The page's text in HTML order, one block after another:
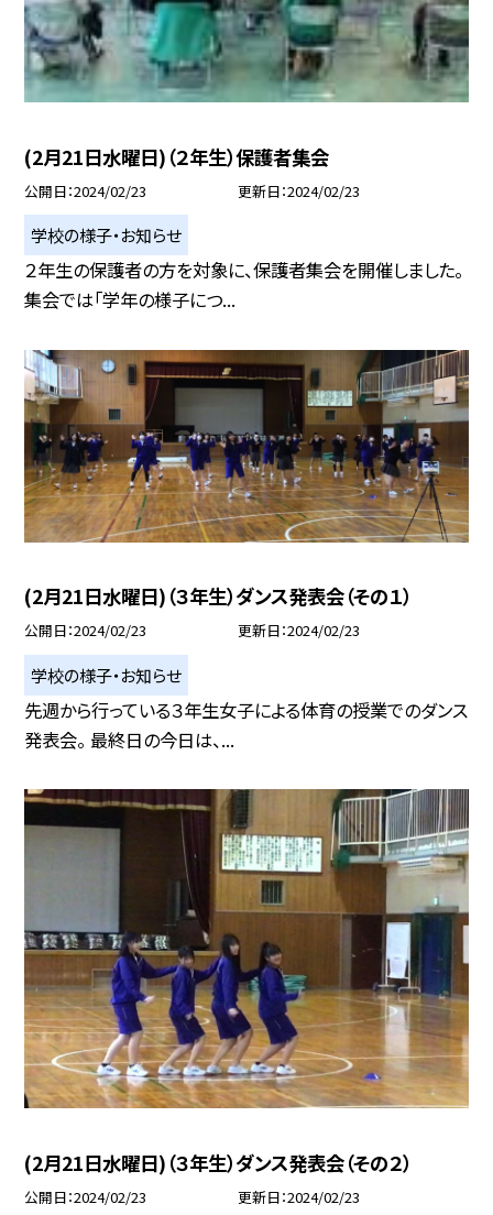
(2月21日水曜日)（２年生）保護者集会
公開日 2024/02/23 更新日 2024/02/23
学校の様子・お知らせ
２年生の保護者の方を対象に、保護者集会を開催しました。
集会では「学年の様子につ...
(2月21日水曜日)（３年生）ダンス発表会（その１）
公開日 2024/02/23 更新日 2024/02/23
学校の様子・お知らせ
先週から行っている３年生女子による体育の授業でのダンス
発表会。 最終日の今日は、...
(2月21日水曜日)（３年生）ダンス発表会（その２）
公開日 2024/02/23 更新日 2024/02/23